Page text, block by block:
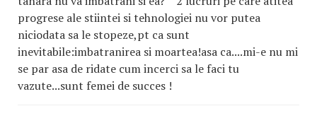
progrese ale stiintei si tehnologiei nu vor putea
niciodata sa le stopeze,pt ca sunt
inevitabile:imbatranirea si moartea!asa ca....mi-e nu mi
se par asa de ridate cum incerci sa le faci tu
vazute...sunt femei de succes !